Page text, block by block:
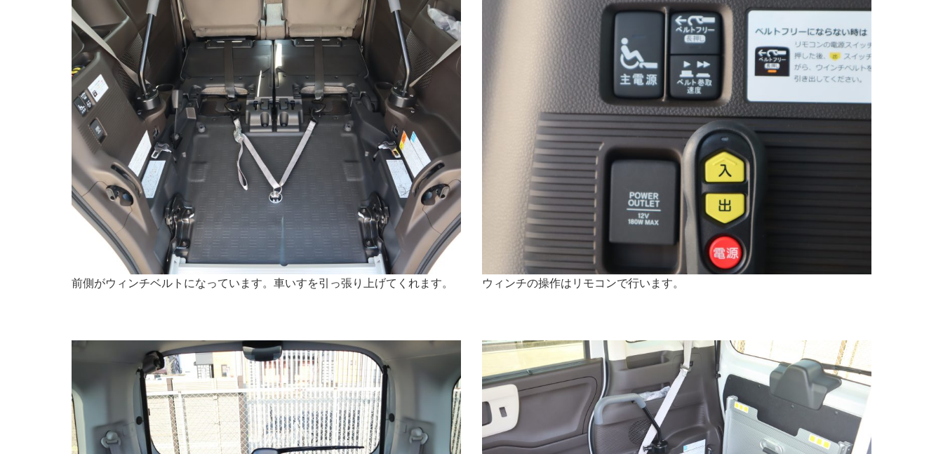
前側がウィンチベルトになっています。車いすを引っ張り上げてくれます。 ウィンチの操作はリモコンで行います。